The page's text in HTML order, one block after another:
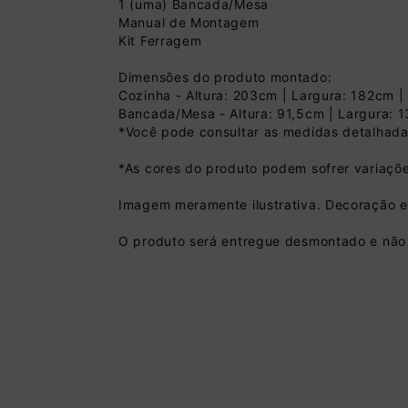
1 (uma) Bancada/Mesa
Manual de Montagem
Kit Ferragem
Dimensões do produto montado:
Cozinha - Altura: 203cm | Largura: 182cm
Bancada/Mesa - Altura: 91,5cm | Largura:
*Você pode consultar as medidas
*As cores do produto podem sofrer
Imagem meramente ilustrativa. Decoração
O produto será entregue desmontado e